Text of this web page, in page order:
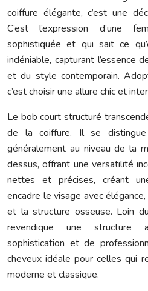
coiffure élégante, c’est une
C’est l’expression d’une
sophistiquée et qui sait ce
indéniable, capturant l’essence
et du style contemporain.
c’est choisir une allure chic et
Le bob court structuré
de la coiffure. Il se
généralement au niveau de la
dessus, offrant une versatilité
nettes et précises, créant
encadre le visage avec
et la structure osseuse. Loin
revendique une structure
sophistication et de
cheveux idéale pour celles qui
moderne et classique.